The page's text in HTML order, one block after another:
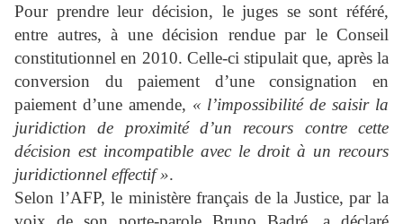
Pour prendre leur décision, le juges se sont référé,
entre autres, à une décision rendue par le Conseil
constitutionnel en 2010. Celle-ci stipulait que, après la
conversion du paiement d’une consignation en
paiement d’une amende, « l’impossibilité de saisir la
juridiction de proximité d’un recours contre cette
décision est incompatible avec le droit à un recours
juridictionnel effectif ».
Selon l’AFP, le ministère français de la Justice, par la